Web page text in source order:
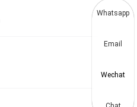
Whatsapp
Email
Wechat